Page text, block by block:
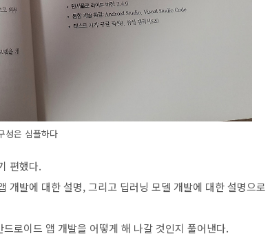
성은 심플하다
편했다.
개발에 대한 설명, 그리고 딥러닝 모델 개발에 대한 설명으로
로이드 앱 개발을 어떻게 해 나갈 것인지 풀어낸다.